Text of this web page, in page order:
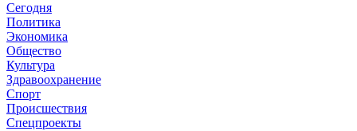
Сегодня
Политика
Экономика
Общество
Культура
Здравоохранение
Спорт
Происшествия
Спецпроекты